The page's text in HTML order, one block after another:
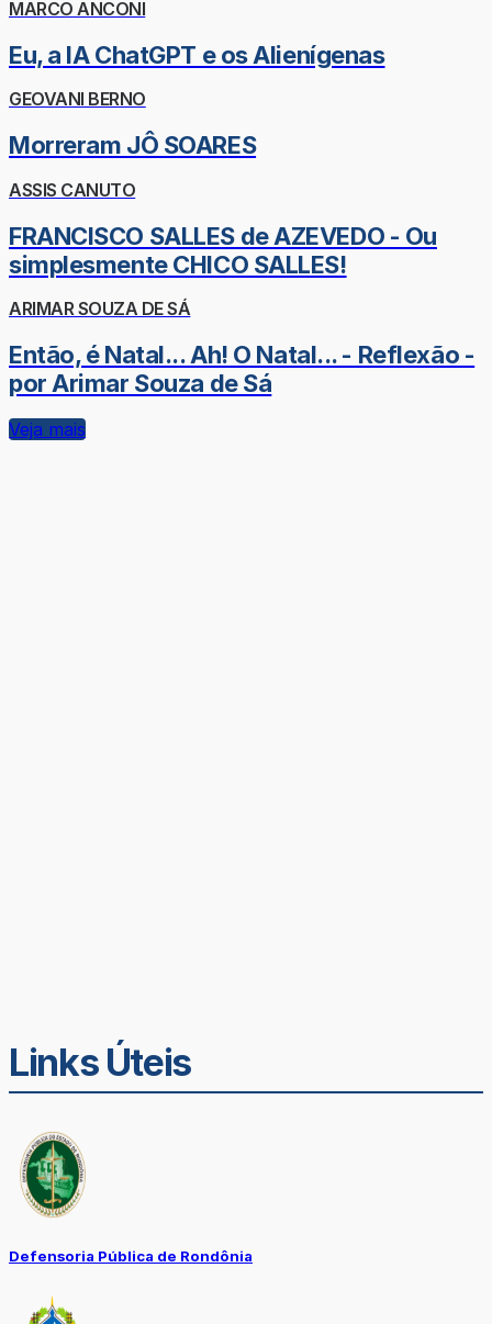
MARCO ANCONI
Eu, a IA ChatGPT e os Alienígenas
GEOVANI BERNO
Morreram JÔ SOARES
ASSIS CANUTO
FRANCISCO SALLES de AZEVEDO - Ou
simplesmente CHICO SALLES!
ARIMAR SOUZA DE SÁ
Então, é Natal... Ah! O Natal... - Reflexão -
por Arimar Souza de Sá
Veja mais
Links Úteis
Defensoria Pública de Rondônia